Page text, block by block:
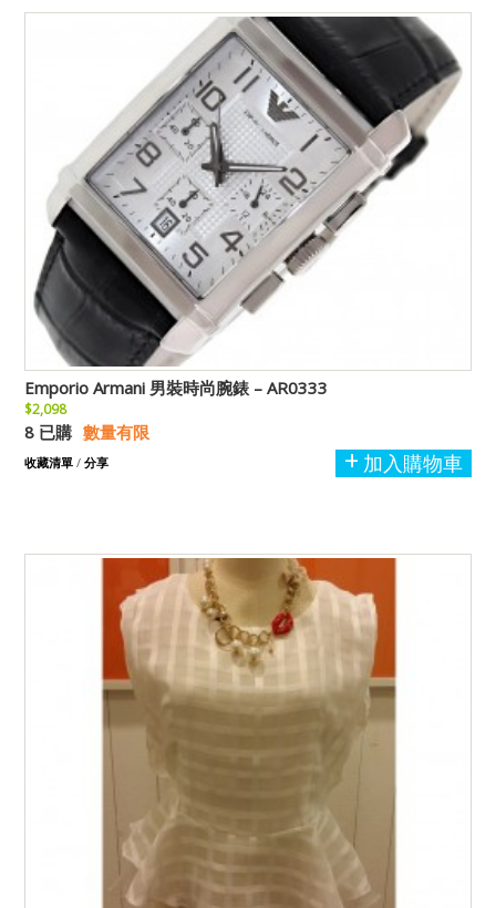
Emporio Armani 男裝時尚腕錶 – AR0333
$2,098
8 已購 數量有限
加入購物車
收藏清單 / 分享